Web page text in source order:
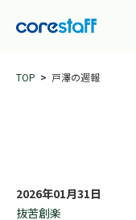
TOP 戸澤の週報
2026年01月31日
抜苦創楽